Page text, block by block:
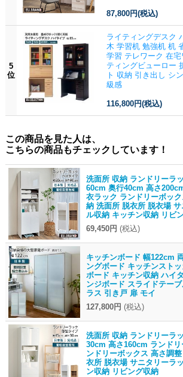
87,800円(税込)
5
位
ライティングデスク
木 学習机 勉強机 机
学習 テレワーク 在
ティングビューロー
ト 収納 引き出し シ
級感
116,800円(税込)
この商品を見た人は、
こちらの商品もチェックしています！
洗面所 収納 ランドリーラ
60cm 奥行40cm 高さ
衣ラック ランドリーボッ
納 洗面所 脱衣所 脱衣場
ル収納 キッチン収納 リビ
69,450円 (税込)
キッチンボード 幅122cm
ングボード キッチンスト
ボード キッチン収納 ハイ
ンジボード スライドテー
ラス 引き戸 扉 モイ
127,800円 (税込)
洗面所 収納 ランドリーラ
30cm 高さ160cm ランド
ンドリーボックス 高さ調
衣所 脱衣場 サニタリーラ
ン収納 リビング収納